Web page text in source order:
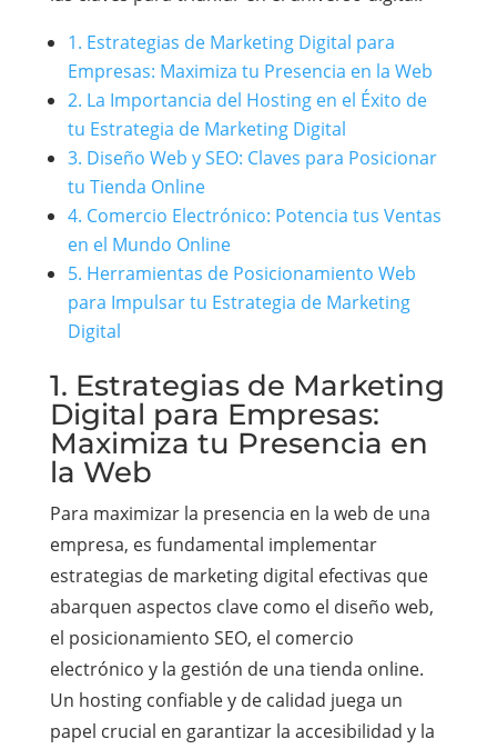
1. Estrategias de Marketing Digital para
Empresas: Maximiza tu Presencia en la Web
2. La Importancia del Hosting en el Éxito de
tu Estrategia de Marketing Digital
3. Diseño Web y SEO: Claves para Posicionar
tu Tienda Online
4. Comercio Electrónico: Potencia tus Ventas
en el Mundo Online
5. Herramientas de Posicionamiento Web
para Impulsar tu Estrategia de Marketing
Digital
1. Estrategias de Marketing
Digital para Empresas:
Maximiza tu Presencia en
la Web
Para maximizar la presencia en la web de una
empresa, es fundamental implementar
estrategias de marketing digital efectivas que
abarquen aspectos clave como el diseño web,
el posicionamiento SEO, el comercio
electrónico y la gestión de una tienda online.
Un hosting confiable y de calidad juega un
papel crucial en garantizar la accesibilidad y la